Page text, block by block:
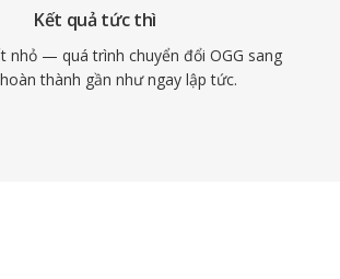
Kết quả tức thì
nhỏ — quá trình chuyển đổi OGG sang
thành gần như ngay lập tức.